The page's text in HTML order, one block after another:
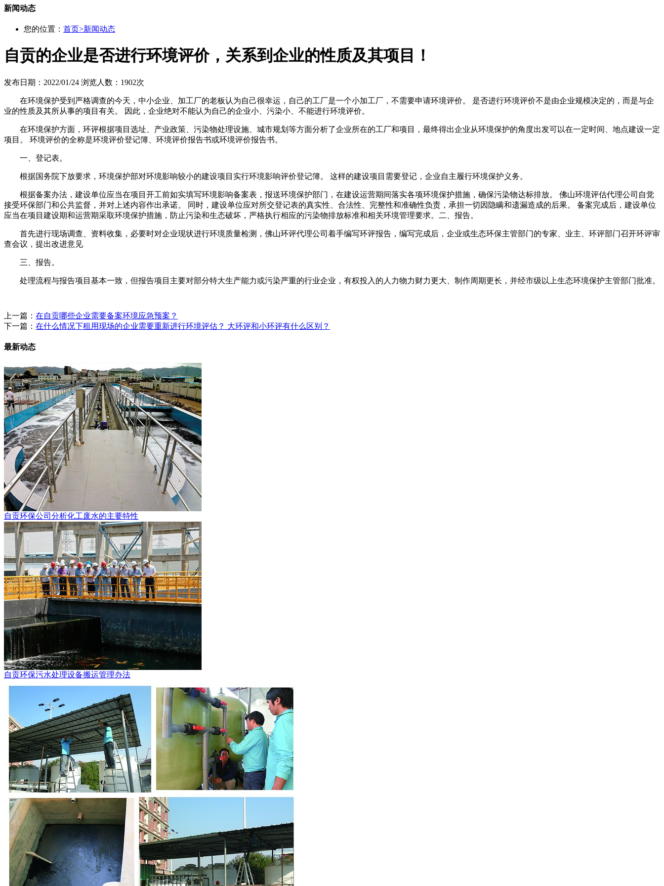
新闻动态
您的位置： 首页>新闻动态
自贡的企业是否进行环境评价，关系到企业的性质及其项目！
发布日期：2022/01/24 浏览人数：1902次
在环境保护受到严格调查的今天，中小企业、加工厂的老板认为自己很幸运，自己的工厂是一个小加工厂，不需要申请环境评价。 是否进行环境评价不是由企业规模决定的，而是与企
业的性质及其所从事的项目有关。 因此，企业绝对不能认为自己的企业小、污染小、不能进行环境评价。
在环境保护方面，环评根据项目选址、产业政策、污染物处理设施、城市规划等方面分析了企业所在的工厂和项目，最终得出企业从环境保护的角度出发可以在一定时间、地点建设一定
项目。 环境评价的全称是环境评价登记簿、环境评价报告书或环境评价报告书。
一、登记表。
根据国务院下放要求，环境保护部对环境影响较小的建设项目实行环境影响评价登记簿。 这样的建设项目需要登记，企业自主履行环境保护义务。
根据备案办法，建设单位应当在项目开工前如实填写环境影响备案表，报送环境保护部门，在建设运营期间落实各项环境保护措施，确保污染物达标排放。 佛山环境评估代理公司自觉
接受环保部门和公共监督，并对上述内容作出承诺。 同时，建设单位应对所交登记表的真实性、合法性、完整性和准确性负责，承担一切因隐瞒和遗漏造成的后果。 备案完成后，建设单位
应当在项目建设期和运营期采取环境保护措施，防止污染和生态破坏，严格执行相应的污染物排放标准和相关环境管理要求。二、报告。
首先进行现场调查、资料收集，必要时对企业现状进行环境质量检测，佛山环评代理公司着手编写环评报告，编写完成后，企业或生态环保主管部门的专家、业主、环评部门召开环评审
查会议，提出改进意见
三、报告。
处理流程与报告项目基本一致，但报告项目主要对部分特大生产能力或污染严重的行业企业，有权投入的人力物力财力更大、制作周期更长，并经市级以上生态环境保护主管部门批准。
上一篇： 在自贡哪些企业需要备案环境应急预案？
下一篇： 在什么情况下租用现场的企业需要重新进行环境评估？ 大环评和小环评有什么区别？
最新动态
自贡环保公司分析化工废水的主要特性
自贡环保污水处理设备搬运管理办法